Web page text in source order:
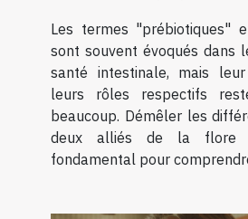
Les termes "prébiotiques"
sont souvent évoqués dans
santé intestinale, mais
leurs rôles respectifs
beaucoup. Démêler les
deux alliés de la flore
fondamental pour